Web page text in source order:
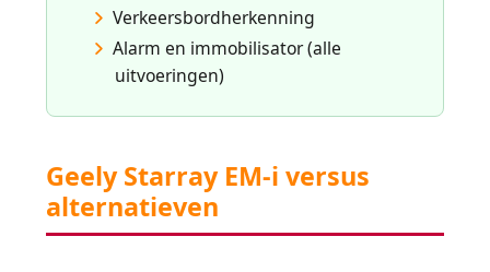
Verkeersbordherkenning
Alarm en immobilisator (alle
uitvoeringen)
Geely Starray EM-i versus
alternatieven